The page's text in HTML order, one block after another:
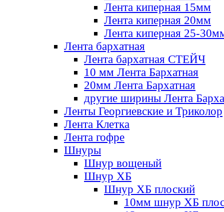
Лента киперная 15мм
Лента киперная 20мм
Лента киперная 25-
Лента бархатная
Лента бархатная СТЕЙЧ
10 мм Лента Бархатная
20мм Лента Бархатная
другие ширины Лента
Ленты Георгиевские и Триколор
Лента Клетка
Лента гофре
Шнуры
Шнур вощеный
Шнур ХБ
Шнур ХБ плоский
10мм шнур ХБ